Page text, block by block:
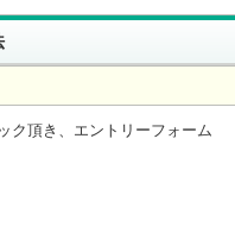
ク頂き、エントリーフォーム